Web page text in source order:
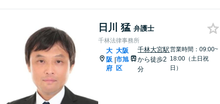
日川 猛 弁護士
千林法律事務所
大
阪
府
|
大阪
市旭
区
千林大宮駅
から徒歩2
分
営業時間：09:00~
18:00（土日祝
日）